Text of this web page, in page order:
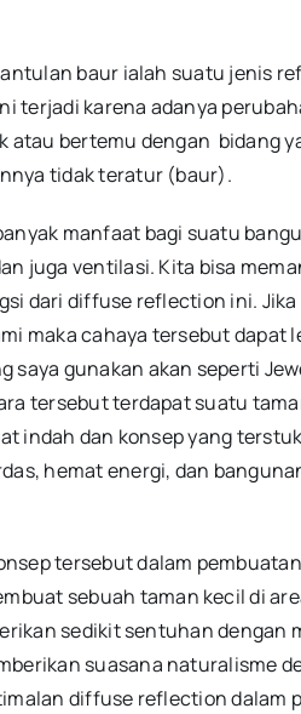
baur ialah suatu jenis
terjadi karena adanya
atau bertemu dengan bidang
tidak teratur (baur).
manfaat bagi suatu
juga ventilasi. Kita bisa
dari diffuse reflection ini.
maka cahaya tersebut
saya gunakan akan seperti
tersebut terdapat suatu
indah dan konsep yang
hemat energi, dan
tersebut dalam
sebuah taman kecil di
sedikit sentuhan
suasana naturalisme
diffuse reflection dalam